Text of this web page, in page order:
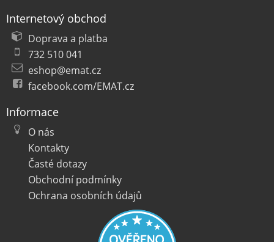
Internetový obchod
Doprava a platba
732 510 041
eshop@emat.cz
facebook.com/EMAT.cz
Informace
O nás
Kontakty
Časté dotazy
Obchodní podmínky
Ochrana osobních údajů